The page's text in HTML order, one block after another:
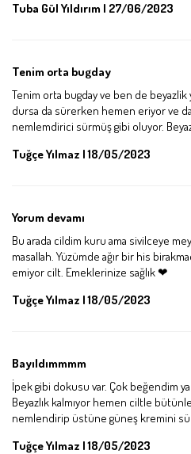
Tuba Gül Yıldırım | 27/06/2023
Tenim orta bugday
Tenim orta bugday ve ben de
dursa da sürerken hemen eriyor ve
nemlemdirici sürmüş gibi oluyor.
Tuğçe Yılmaz | 18/05/2023
Yorum devamı
Bu arada cildim kuru ama sivilceye
masallah. Yüzümde ağır bir his
emiyor cilt. Emeklerinize sağlık ❤
Tuğçe Yılmaz | 18/05/2023
Bayıldımmmm
İpek gibi dokusu var. Çok beğendim
Beyazlık kalmıyor hemen ciltle
nemlendirip üstüne güneş kremini
Tuğçe Yılmaz | 18/05/2023